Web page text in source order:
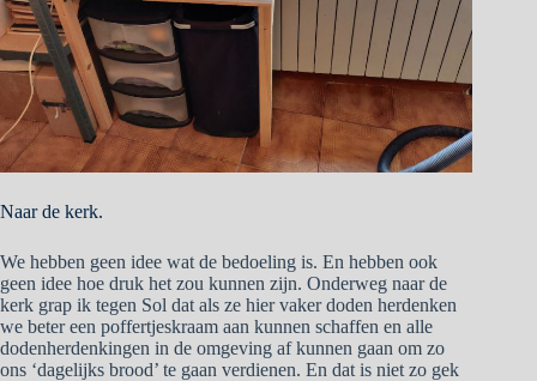
Naar de kerk.
We hebben geen idee wat de bedoeling is. En hebben ook
geen idee hoe druk het zou kunnen zijn. Onderweg naar de
kerk grap ik tegen Sol dat als ze hier vaker doden herdenken
we beter een poffertjeskraam aan kunnen schaffen en alle
dodenherdenkingen in de omgeving af kunnen gaan om zo
ons ‘dagelijks brood’ te gaan verdienen. En dat is niet zo gek